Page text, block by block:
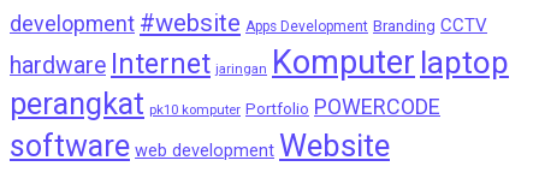
development #website Apps Development Branding CCTV
hardware Internet jaringan Komputer laptop
perangkat pk10 komputer Portfolio POWERCODE
software web development Website